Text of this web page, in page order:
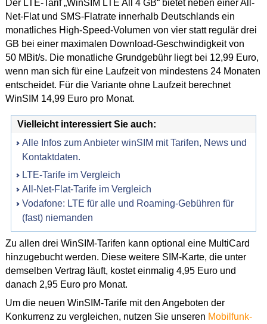
Der LTE-Tarif „WinSIM LTE All 4 GB“ bietet neben einer All-
Net-Flat und SMS-Flatrate innerhalb Deutschlands ein
monatliches High-Speed-Volumen von vier statt regulär drei
GB bei einer maximalen Download-Geschwindigkeit von
50 MBit/s. Die monatliche Grundgebühr liegt bei 12,99 Euro,
wenn man sich für eine Laufzeit von mindestens 24 Monaten
entscheidet. Für die Variante ohne Laufzeit berechnet
WinSIM 14,99 Euro pro Monat.
Vielleicht interessiert Sie auch:
Alle Infos zum Anbieter winSIM mit Tarifen, News und
Kontaktdaten.
LTE-Tarife im Vergleich
All-Net-Flat-Tarife im Vergleich
Vodafone: LTE für alle und Roaming-Gebühren für
(fast) niemanden
Zu allen drei WinSIM-Tarifen kann optional eine MultiCard
hinzugebucht werden. Diese weitere SIM-Karte, die unter
demselben Vertrag läuft, kostet einmalig 4,95 Euro und
danach 2,95 Euro pro Monat.
Um die neuen WinSIM-Tarife mit den Angeboten der
Konkurrenz zu vergleichen, nutzen Sie unseren Mobilfunk-